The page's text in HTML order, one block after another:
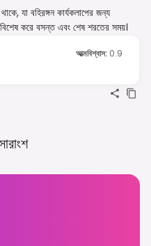
যা বহিরঙ্গন কার্যকলাপের জন্য
করে বসন্ত এবং শেষ শরতের সময়।
আত্মবিশ্বাস: 0.9